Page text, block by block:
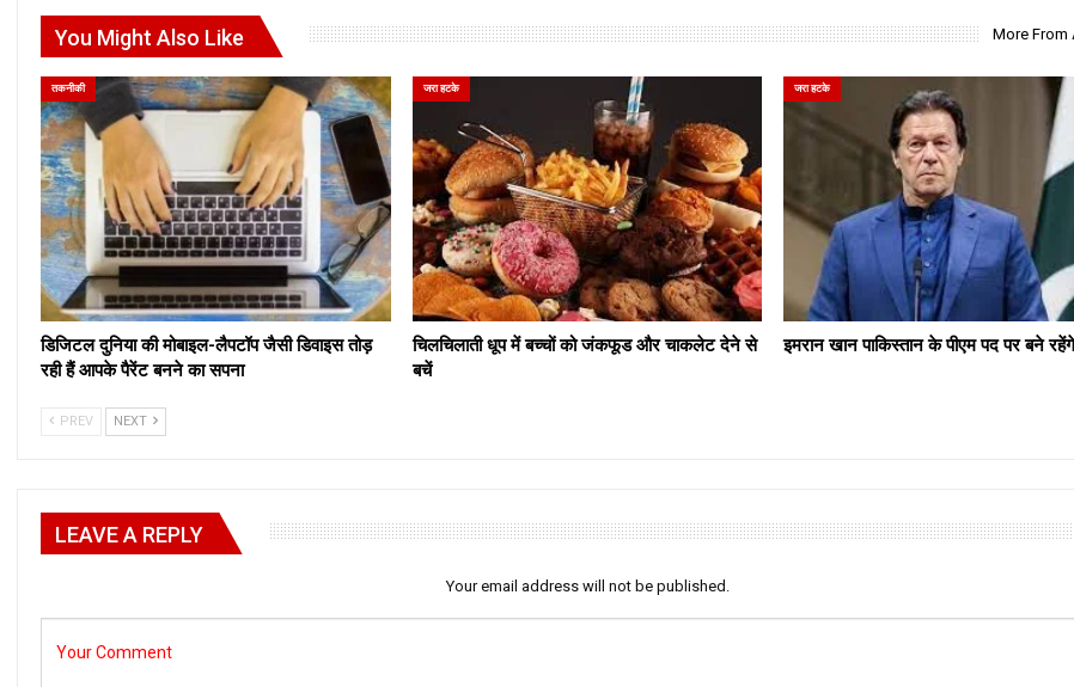
You Might Also Like More From
तकनीकी
डिजिटल दुनिया की मोबाइल-लैपटॉप जैसी डिवाइस तोड़
रही हैं आपके पैरेंट बनने का सपना
जरा हटके
चिलचिलाती धूप में बच्‍चों को जंकफूड और चाकलेट देने से
बचें
जरा हटके
इमरान खान पाकिस्तान के पीएम पद पर बने
PREV NEXT
LEAVE A REPLY
Your email address will not be published.